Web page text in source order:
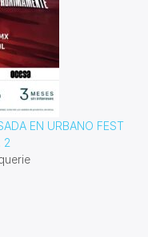
EN URBANO FEST
2